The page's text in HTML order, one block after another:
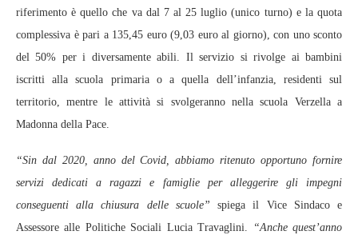
riferimento è quello che va dal 7 al 25 luglio (unico turno) e la quota
complessiva è pari a 135,45 euro (9,03 euro al giorno), con uno sconto
del 50% per i diversamente abili. Il servizio si rivolge ai bambini
iscritti alla scuola primaria o a quella dell’infanzia, residenti sul
territorio, mentre le attività si svolgeranno nella scuola Verzella a
Madonna della Pace.
“Sin dal 2020, anno del Covid, abbiamo ritenuto opportuno fornire
servizi dedicati a ragazzi e famiglie per alleggerire gli impegni
conseguenti alla chiusura delle scuole” spiega il Vice Sindaco e
Assessore alle Politiche Sociali Lucia Travaglini.
“Anche quest’anno